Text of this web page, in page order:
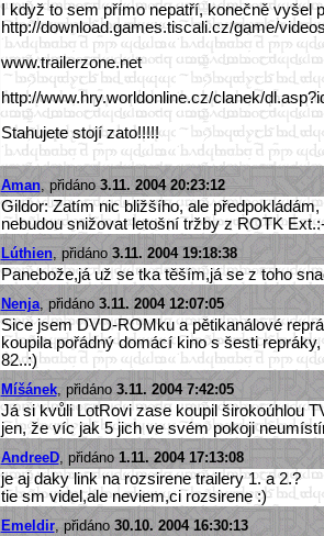
I když to sem přímo nepatří, konečně vyšel
http://download.games.tiscali.cz/game/
www.trailerzone.net
http://www.hry.worldonline.cz/clanek/
Stahujete stojí zato!!!!!
Aman, přidáno 3.11. 2004 20:23:12
Gildor: Zatím nic bližšího, ale
nebudou snižovat letošní tržby z ROTK
Lúthien, přidáno 3.11. 2004 19:18:38
Panebože,já už se tka těším,já se z toho
Nenja, přidáno 3.11. 2004 12:07:05
Sice jsem DVD-ROMku a pětikanálové
koupila pořádný domácí kino s šesti
82..:)
Míšánek, přidáno 3.11. 2004 7:42:05
Já si kvůli LotRovi zase koupil širokoúhlou
jen, že víc jak 5 jich ve svém pokoji
AndreeD, přidáno 1.11. 2004 17:13:08
je aj daky link na rozsirene trailery 1. a 2.?
tie sm videl,ale neviem,ci rozsirene :)
Emeldir, přidáno 30.10. 2004 16:30:13